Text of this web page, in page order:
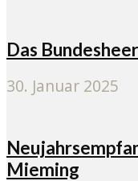
Das
30. Januar 2025
Mieming